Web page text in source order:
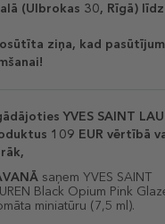
(Ulbrokas 30, Rīgā)
ziņa, kad
YVES SAINT
109 EUR vērtībā
saņem YVES SAINT
Black Opium Pink
miniatūru (7,5 ml).